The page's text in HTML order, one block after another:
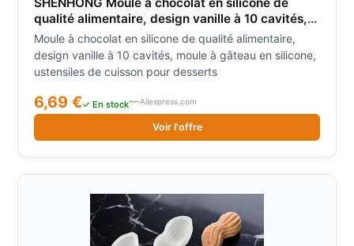
qualité alimentaire, design vanille à 10 cavités,
moule à gâteau en silicone, ustensiles de
cuisson pour desserts
Moule à chocolat en silicone de qualité alimentaire,
design vanille à 10 cavités, moule à gâteau en silicone,
ustensiles de cuisson pour desserts
6,69 €✓ En stock Aliexpress.com
Voir l'offre